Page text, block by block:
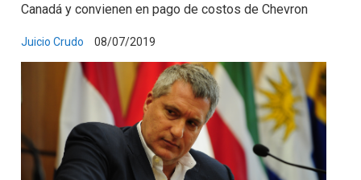
Canadá y convienen en pago de costos de Chevron
Juicio Crudo 08/07/2019